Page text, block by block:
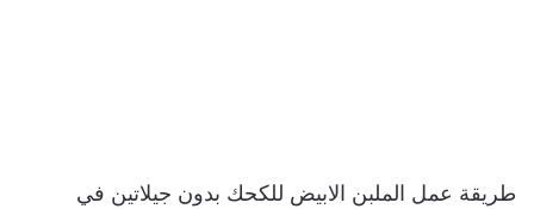
طريقة عمل الملبن الابيض للكحك بدون جيلاتين في